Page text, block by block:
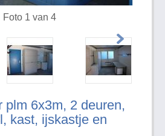
plm 6x3m, 2 deuren,
kast, ijskastje en
Foto 1 van 4